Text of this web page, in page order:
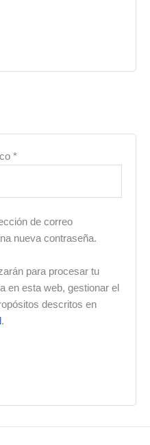
*
de correo
nueva contraseña.
para procesar tu
en esta web, gestionar el
descritos en
.